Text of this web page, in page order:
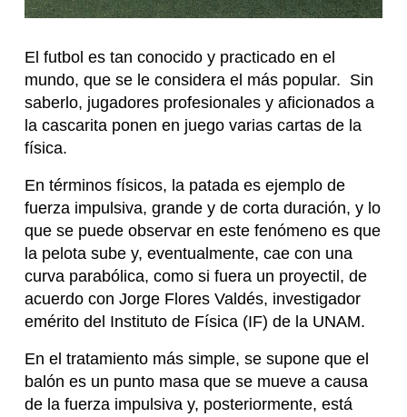
El futbol es tan conocido y practicado en el
mundo, que se le considera el más popular. Sin
saberlo, jugadores profesionales y aficionados a
la cascarita ponen en juego varias cartas de la
física.
En términos físicos, la patada es ejemplo de
fuerza impulsiva, grande y de corta duración, y lo
que se puede observar en este fenómeno es que
la pelota sube y, eventualmente, cae con una
curva parabólica, como si fuera un proyectil, de
acuerdo con Jorge Flores Valdés, investigador
emérito del Instituto de Física (IF) de la UNAM.
En el tratamiento más simple, se supone que el
balón es un punto masa que se mueve a causa
de la fuerza impulsiva y, posteriormente, está